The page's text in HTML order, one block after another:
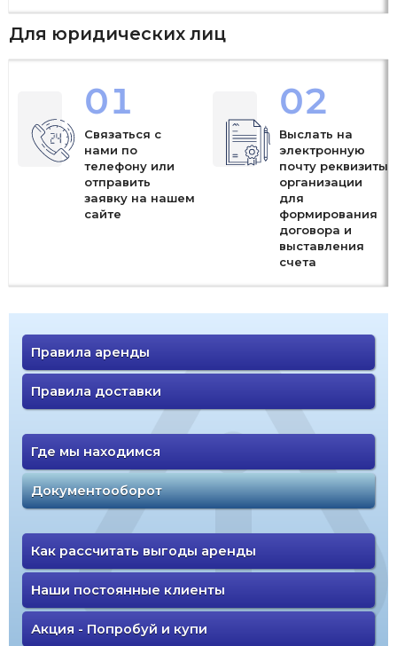
Для юридических лиц
01
Связаться с
нами по
телефону или
отправить
заявку на нашем
сайте
02
Выслать на
электронную
почту реквизиты
организации
для
формирования
договора и
выставления
счета
Правила аренды
Правила доставки
Где мы находимся
Документооборот
Как рассчитать выгоды аренды
Наши постоянные клиенты
Акция - Попробуй и купи